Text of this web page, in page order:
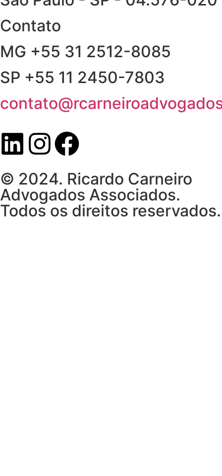
Contato
MG +55 31 2512-8085
SP +55 11 2450-7803
© 2024. Ricardo Carneiro
Advogados Associados.
Todos os direitos reservados.